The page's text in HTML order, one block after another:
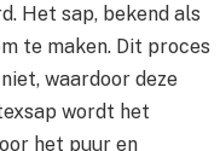
Het sap, bekend als
te maken. Dit proces
waardoor deze
wordt het
het puur en